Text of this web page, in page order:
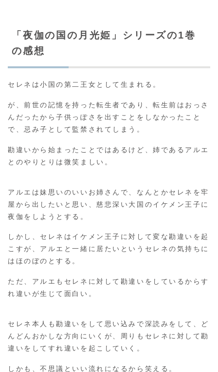
「夜伽の国の月光姫」シリーズの1巻
の感想
セレネは小国の第二王女として生まれる。
が、前世の記憶を持った転生者であり、転生前はおっさ
んだったから子供っぽさを出すことをしなかったこと
で、忌み子として監禁されてしまう。
勘違いから始まったことではあるけど、姉であるアルエ
とのやりとりは微笑ましい。
アルエは妹思いのいいお姉さんで、なんとかセレネを牢
屋から出したいと思い、慈悲深い大国のイケメン王子に
夜伽をしようとする。
しかし、セレネはイケメン王子に対して変な勘違いを起
こすが、アルエと一緒に居たいというセレネの気持ちに
はほのぼのとする。
ただ、アルエもセレネに対して勘違いをしているからす
れ違いが生じて面白い。
セレネ本人も勘違いをして思い込みで深読みをして、ど
んどんおかしな方向にいくが、周りもセレネに対して勘
違いをしてすれ違いを起こしていく。
しかも、不思議といい流れになるから笑える。